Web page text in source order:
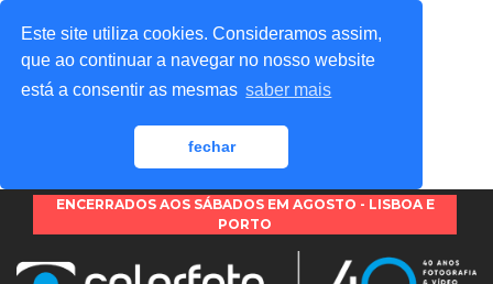
Este site utiliza cookies. Consideramos assim,
que ao continuar a navegar no nosso website
está a consentir as mesmas saber mais
fechar
ENCERRADOS AOS SÁBADOS EM AGOSTO - LISBOA E
PORTO